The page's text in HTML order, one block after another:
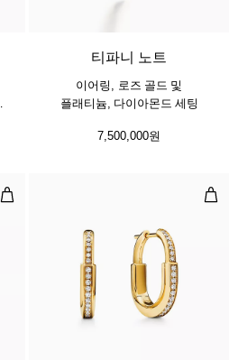
티파니 노트
이어링, 로즈 골드 및
플래티늄, 다이아몬드 세팅
7,500,000원
후프 이어링, 옐로우 골드, 다이아몬
스